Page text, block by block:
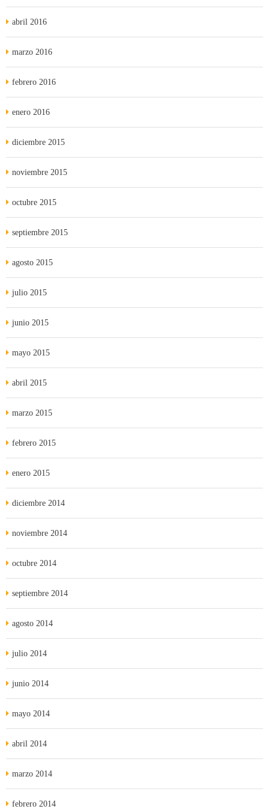
abril 2016
marzo 2016
febrero 2016
enero 2016
diciembre 2015
noviembre 2015
octubre 2015
septiembre 2015
agosto 2015
julio 2015
junio 2015
mayo 2015
abril 2015
marzo 2015
febrero 2015
enero 2015
diciembre 2014
noviembre 2014
octubre 2014
septiembre 2014
agosto 2014
julio 2014
junio 2014
mayo 2014
abril 2014
marzo 2014
febrero 2014